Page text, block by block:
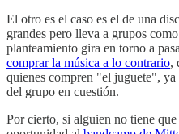
El otro es el caso es el de una
grandes pero lleva a grupos
planteamiento gira en torno a
comprar la música a lo contrario,
quienes compren "el juguete", ya
del grupo en cuestión.
Por cierto, si alguien no tiene